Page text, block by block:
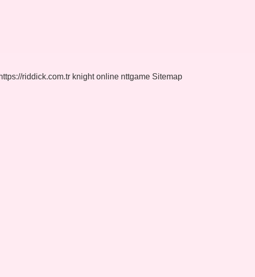
https://riddick.com.tr knight online nttgame Sitemap